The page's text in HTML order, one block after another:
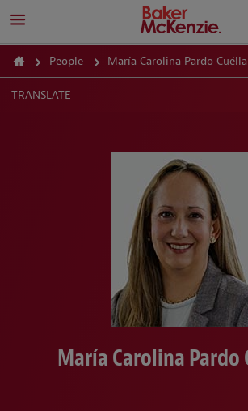
People María Carolina Pardo
TRANSLATE
María Carolina Pardo